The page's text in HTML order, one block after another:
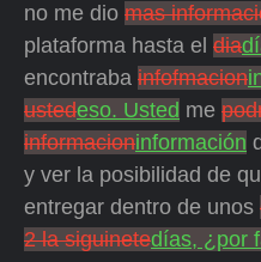
no me dio mas
plataforma hasta el dia
encontraba infofmacion
ustedeso. Usted me
informacioninformación
y ver la posibilidad de
entregar dentro de unos
2 la siguinetedías, ¿por